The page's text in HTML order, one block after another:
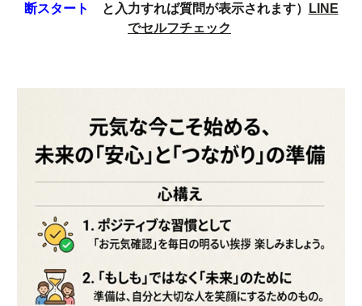
断スタート
と入力すれば質問が表示されます）
LINE
でセルフチェック